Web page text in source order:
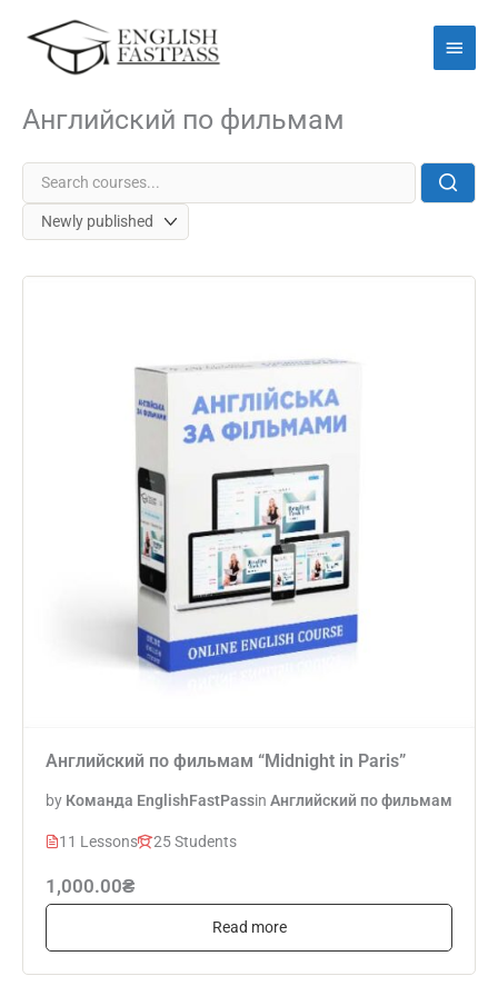
Английский по фильмам
Английский по фильмам “Midnight in Paris”
by Команда EnglishFastPassin Английский по фильмам
11 Lessons 25 Students
1,000.00₴
Read more